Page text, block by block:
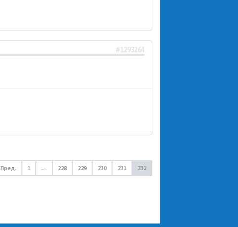
#1293264
Пред. 1 … 228 229 230 231 232